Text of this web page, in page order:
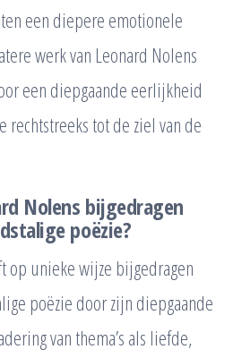
een diepere emotionele
werk van Leonard Nolens
een diepgaande eerlijkheid
rechtstreeks tot de ziel van de
Nolens bijgedragen
poëzie?
op unieke wijze bijgedragen
poëzie door zijn diepgaande
van thema’s als liefde,